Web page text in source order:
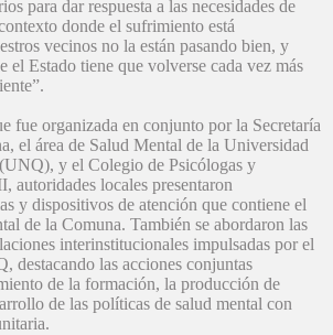
para dar respuesta a las necesidades de
donde el sufrimiento está
vecinos no la están pasando bien, y
el Estado tiene que volverse cada vez más
fue organizada en conjunto por la Secretaría
el área de Salud Mental de la Universidad
y el Colegio de Psicólogas y
autoridades locales presentaron
y dispositivos de atención que contiene el
de la Comuna. También se abordaron las
interinstitucionales impulsadas por el
destacando las acciones conjuntas
de la formación, la producción de
de las políticas de salud mental con